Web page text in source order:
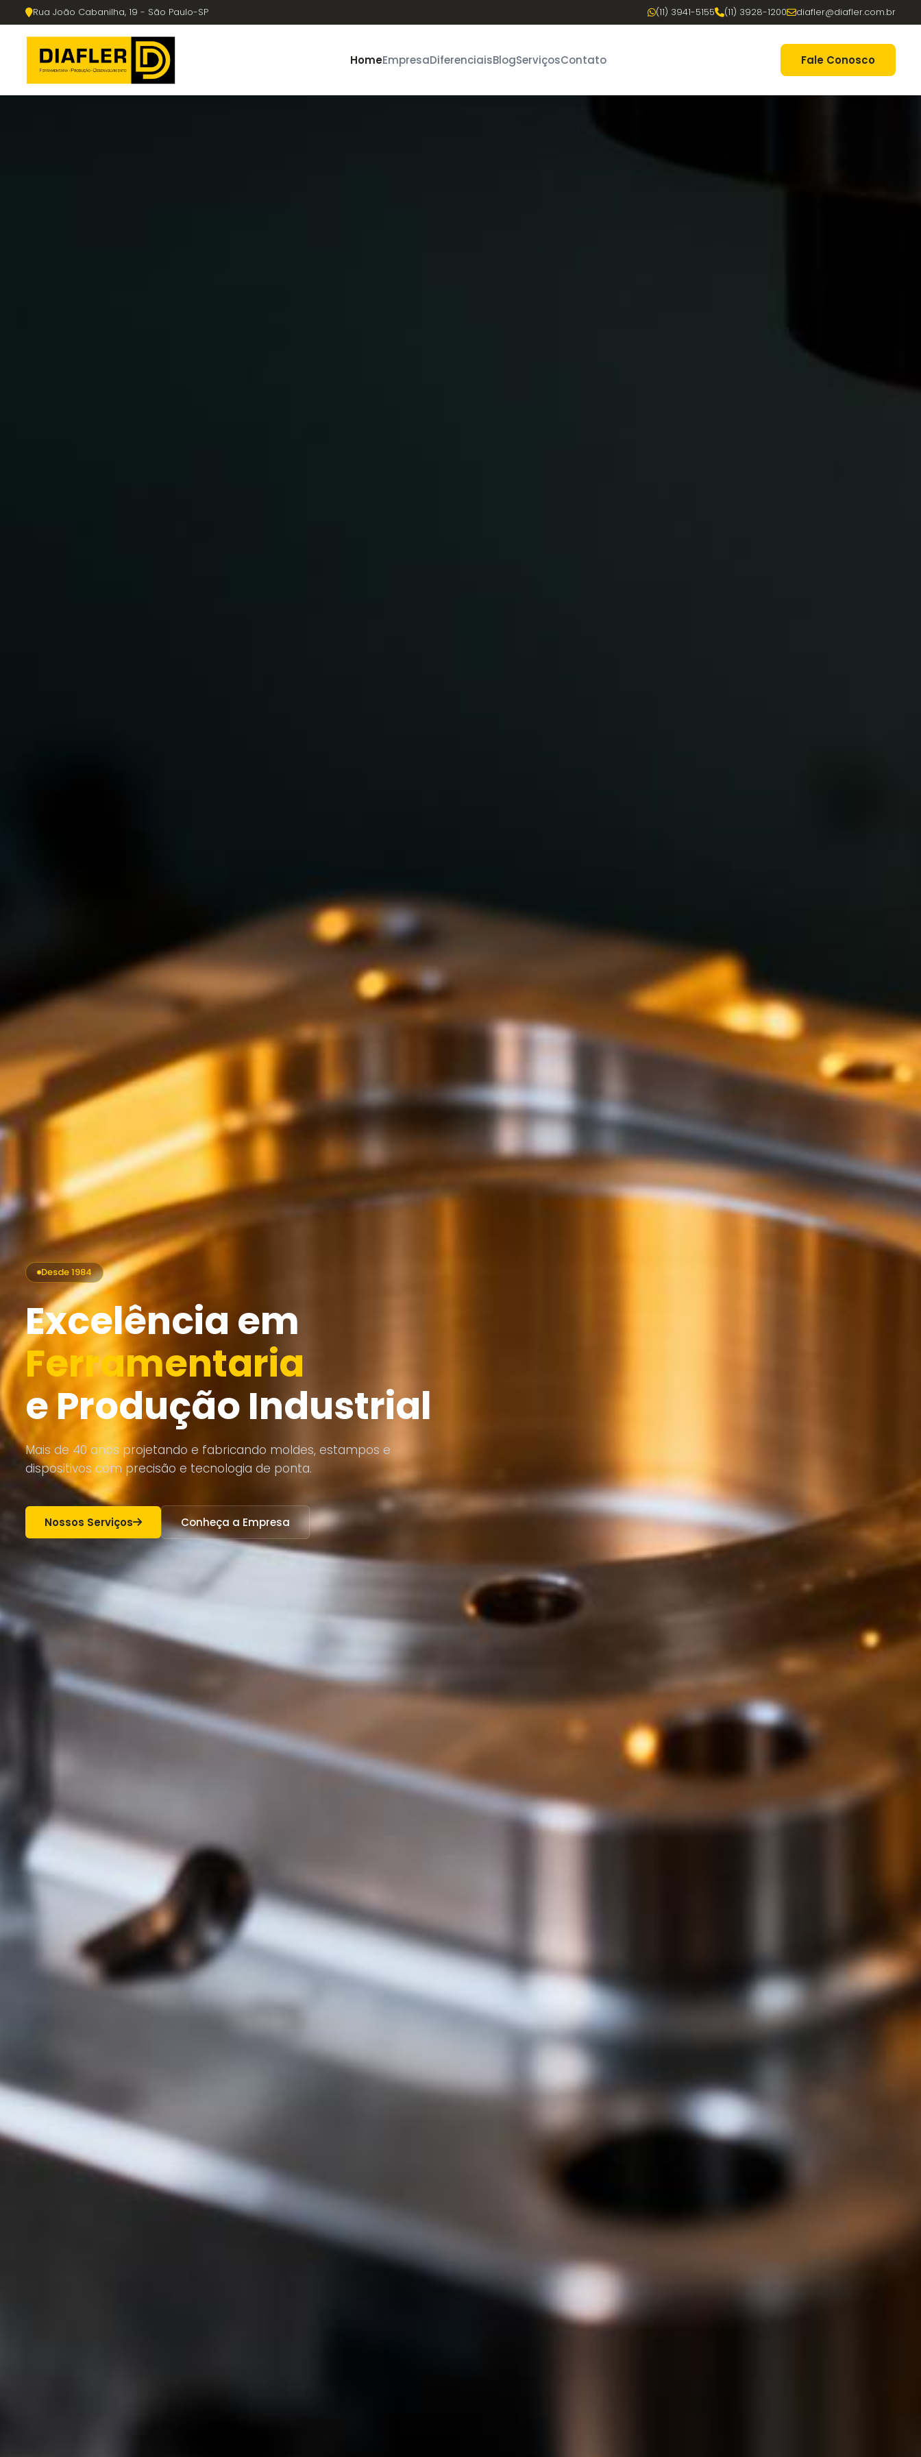
Rua João Cabanilha, 19 - São Paulo-SP (11) 3941-5155 (11) 3928-1200 diafler@diafler.com.br
HomeEmpresaDiferenciaisBlogServiçosContato Fale Conosco
Desde 1984
Excelência em
Ferramentaria
e Produção Industrial
Mais de 40 anos projetando e fabricando moldes, estampos e
dispositivos com precisão e tecnologia de ponta.
Nossos Serviços Conheça a Empresa